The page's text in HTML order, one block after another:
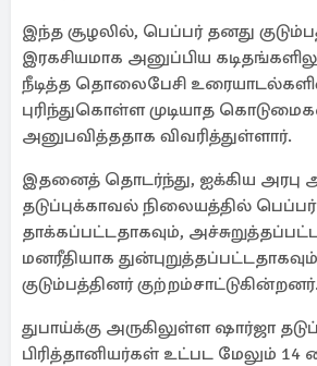
இந்த சூழலில், பெப்பர் தனது
இரகசியமாக அனுப்பிய
நீடித்த தொலைபேசி
புரிந்துகொள்ள முடியாத
அனுபவித்ததாக விவரித்துள்ளார்.
இதனைத் தொடர்ந்து, ஐக்கிய அரபு
தடுப்புக்காவல் நிலையத்தில் பெப்பர்
தாக்கப்பட்டதாகவும்,
மனரீதியாக
குடும்பத்தினர் குற்றம்சாட்டுகின்றனர்.
துபாய்க்கு அருகிலுள்ள ஷார்ஜா
பிரித்தானியர்கள் உட்பட மேலும்